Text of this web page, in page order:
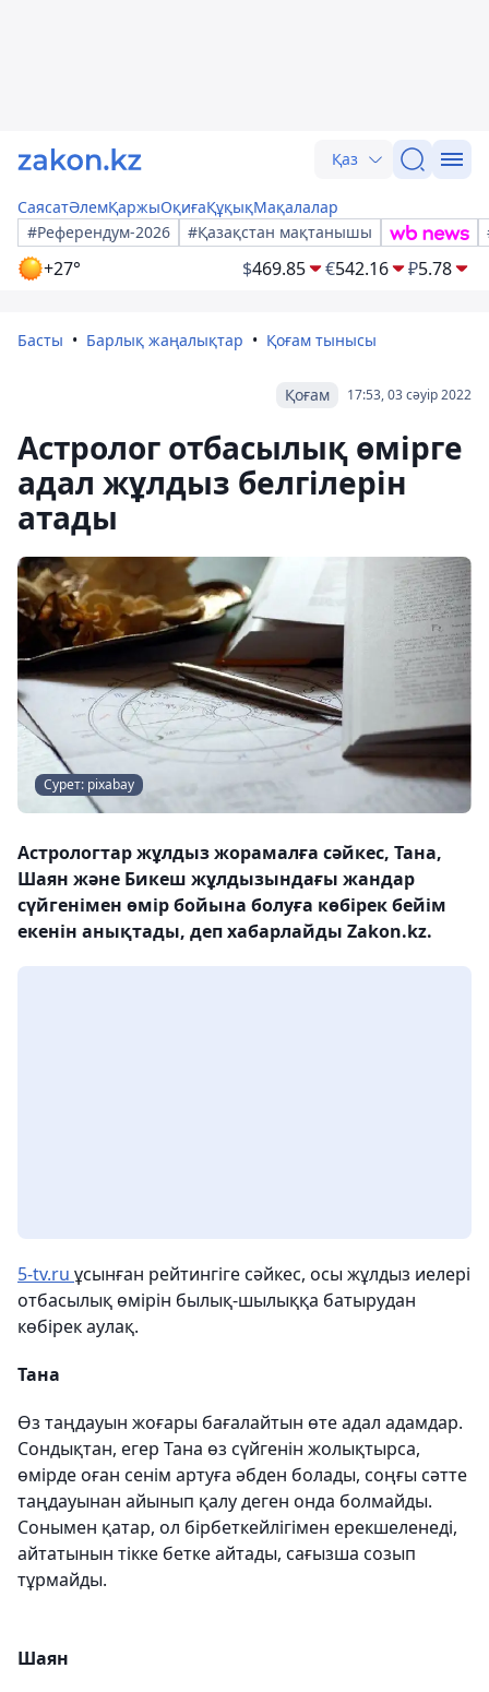
Қаз
СаясатӘлемҚаржыОқиғаҚұқықМақалалар
#Референдум-2026
#Қазақстан мақтанышы
+27° $469.85 €542.16 ₽5.78
Басты Барлық жаңалықтар Қоғам тынысы
17:53, 03 сәуір 2022
Қоғам
Астролог отбасылық өмірге
адал жұлдыз белгілерін
атады
Сурет: pixabay
Астрологтар жұлдыз жорамалға сәйкес, Тана,
Шаян және Бикеш жұлдызындағы жандар
сүйгенімен өмір бойына болуға көбірек бейім
екенін анықтады, деп хабарлайды Zakon.kz.
5-tv.ru ұсынған рейтингіге сәйкес, осы жұлдыз иелері
отбасылық өмірін былық-шылыққа батырудан
көбірек аулақ.
Тана
Өз таңдауын жоғары бағалайтын өте адал адамдар.
Сондықтан, егер Тана өз сүйгенін жолықтырса,
өмірде оған сенім артуға әбден болады, соңғы сәтте
таңдауынан айынып қалу деген онда болмайды.
Сонымен қатар, ол бірбеткейлігімен ерекшеленеді,
айтатынын тікке бетке айтады, сағызша созып
тұрмайды.
Шаян